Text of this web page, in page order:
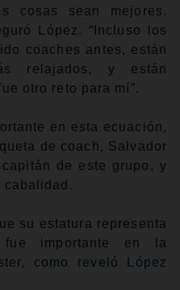
cosas sean mejores.
López. “Incluso los
coaches antes, están
relajados, y están
otro reto para mí”.
en esta ecuación,
de coach, Salvador
de este grupo, y
cabalidad.
su estatura representa
importante en la
como reveló López